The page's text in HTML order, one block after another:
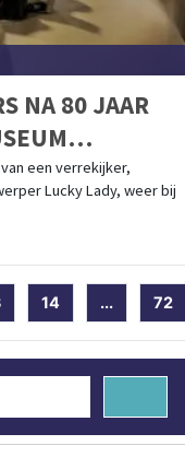
NA 80 JAAR
van een verrekijker,
Lucky Lady, weer bij
14 ... 72